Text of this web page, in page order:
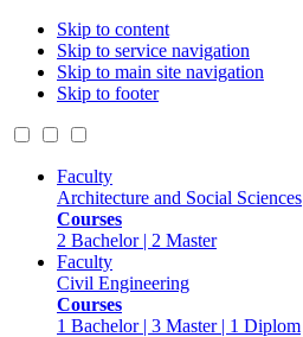
Skip to content
Skip to service navigation
Skip to main site navigation
Skip to footer
Faculty
Architecture and Social Sciences
Courses
2 Bachelor | 2 Master
Faculty
Civil Engineering
Courses
1 Bachelor | 3 Master | 1 Diplom